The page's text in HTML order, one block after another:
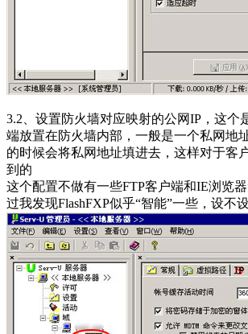
3.2、设置防火墙对应映射的公网IP，这个
端放置在防火墙内部，一般是一个私网地
的时候会将私网地址填进去，这样对于客
到的
这个配置不做有一些FTP客户端和IE浏览
过我发现FlashFXP似乎“智能”一些，设不